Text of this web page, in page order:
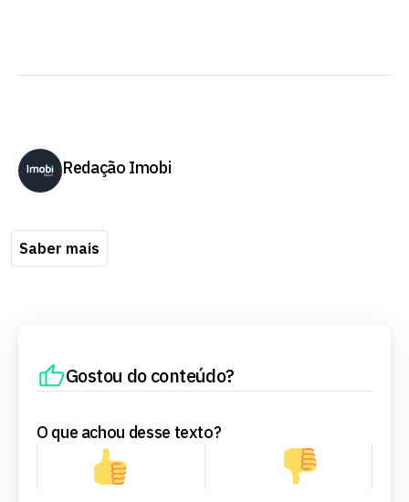
Redação Imobi
Saber mais
Gostou do conteúdo?
O que achou desse texto?